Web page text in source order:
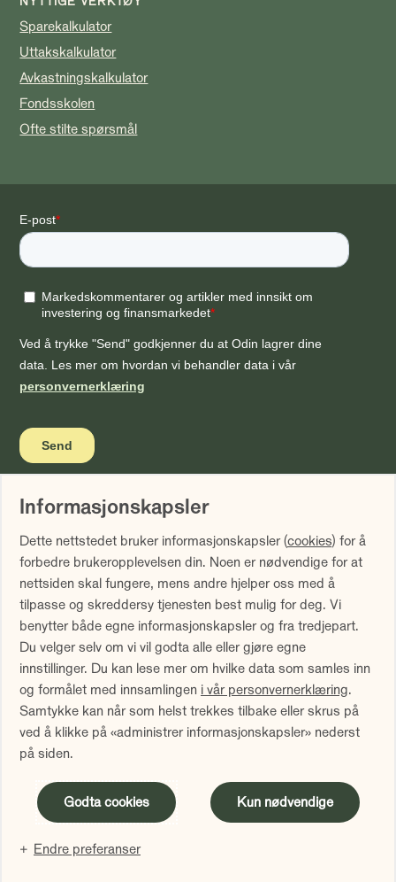
Sparekalkulator
Uttakskalkulator
Avkastningskalkulator
Fondsskolen
Ofte stilte spørsmål
Vi gjør oppmerksom på at historisk avkastning ikke er noen
garanti for fremtidig avkastning. Fremtidig avkastning vil
blant annet avhenge av markedsutviklingen, forvalters
dyktighet, fondets risiko samt kostnader ved forvaltning.
Avkastningen kan bli negativ som følge av kurstap.
Avkastningen er fratrukket årlig forvaltningshonorar.
Avkastning utover 12 måneder er annualisert. Tallene er
oppgitt i NOK.
Sammenlign våre priser med andre selskaper på
Finansportalen.no
Innholdet på denne siden er markedsføring
Administrer informasjonskapsler
Informasjonskapsler
Dette nettstedet bruker informasjonskapsler (cookies) for å
forbedre brukeropplevelsen din. Noen er nødvendige for at
nettsiden skal fungere, mens andre hjelper oss med å
tilpasse og skreddersy tjenesten best mulig for deg. Vi
benytter både egne informasjonskapsler og fra tredjepart.
Du velger selv om vi vil godta alle eller gjøre egne
innstillinger. Du kan lese mer om hvilke data som samles inn
og formålet med innsamlingen i vår personvernerklæring.
Samtykke kan når som helst trekkes tilbake eller skrus på
ved å klikke på «administrer informasjonskapsler» nederst
på siden.
Godta cookies Kun nødvendige
Endre preferanser